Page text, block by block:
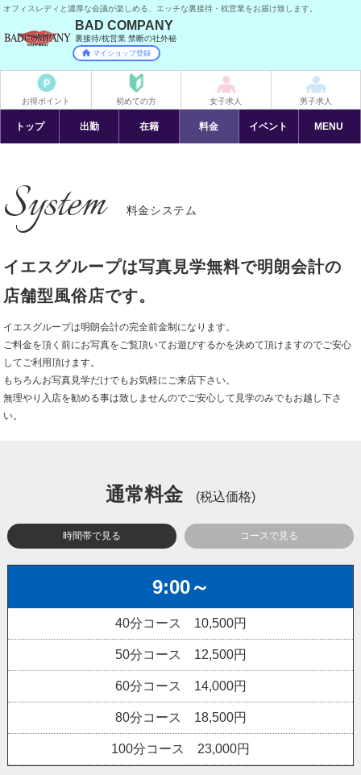
オフィスレディと濃厚な会議が楽しめる、エッチな裏接待・枕営業をお届け致します。
BAD COMPANY
マイショップ登録
裏接待/枕営業 禁断の社外秘
お得ポイント 初めての方 女子求人 男子求人
トップ 出勤 在籍 料金 イベント MENU
System 料金システム
イエスグループは写真見学無料で明朗会計の
店舗型風俗店です。
イエスグループは明朗会計の完全前金制になります。
ご料金を頂く前にお写真をご覧頂いてお遊びするかを決めて頂けますのでご安心
してご利用頂けます。
もちろんお写真見学だけでもお気軽にご来店下さい。
無理やり入店を勧める事は致しませんのでご安心して見学のみでもお越し下さ
い。
通常料金(税込価格)
時間帯で見る コースで見る
9:00～
40分コース 10,500円
50分コース 12,500円
60分コース 14,000円
80分コース 18,500円
100分コース 23,000円